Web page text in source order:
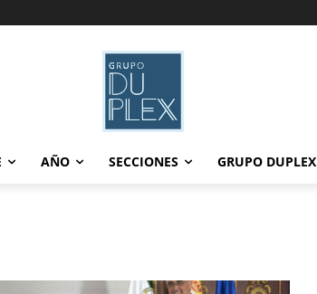
AÑO SECCIONES GRUPO DUPLEX